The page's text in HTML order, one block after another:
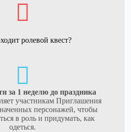
ролевой квест?
за 1 неделю до праздника
участникам Приглашения
персонажей, чтобы
в роль и придумать, как
одеться.